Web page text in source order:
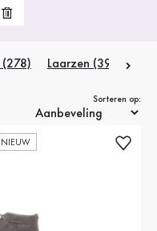
(278) Laarzen (39)
Sorteren op:
NIEUW